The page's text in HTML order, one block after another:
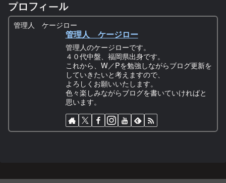
プロフィール
管理人 ケージロー
管理人 ケージロー
管理人のケージローです。
４０代中盤、福岡県出身です。
これから、W／Pを勉強しながらブログ更新を
していきたいと考えますので、
よろしくお願いいたします。
色々楽しみながらブログを書いていければと
思います。